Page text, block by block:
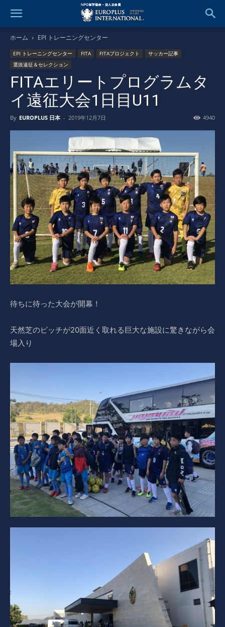
ホーム EPI トレーニングセンター
EPI トレーニングセンター FITA FITAプロジェクト
サッカー記事
選抜遠征＆セレクション
FITAエリートプログラムタ
イ遠征大会1日目U11
By EUROPLUS 日本 - 2019年12月7日 4940
待ちに待った大会が開幕！
天然芝のピッチが20面近く取れる巨大な施設に驚きながら会
場入り